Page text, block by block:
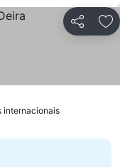
Partilhar
internacionais